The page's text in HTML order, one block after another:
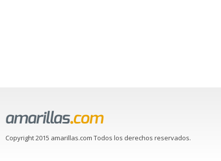
Copyright 2015 amarillas.com Todos los derechos reservados.